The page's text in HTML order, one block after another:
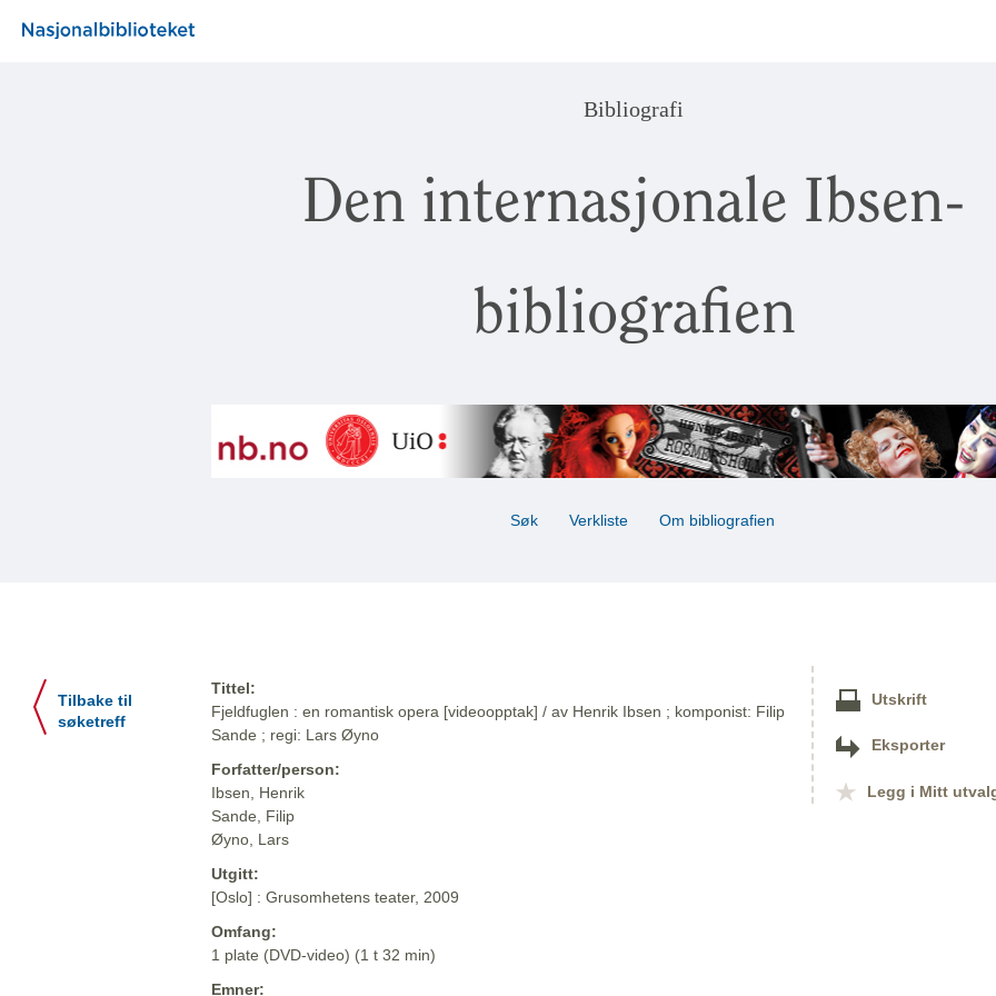
Bibliografi
Den internasjonale Ibsen-
bibliografien
Søk Verkliste Om bibliografien
Tilbake til
søketreff
Tittel:
Fjeldfuglen : en romantisk opera [videoopptak] / av Henrik Ibsen ; komponist: Filip
Sande ; regi: Lars Øyno
Forfatter/person:
Ibsen, Henrik
Sande, Filip
Øyno, Lars
Utgitt:
[Oslo] : Grusomhetens teater, 2009
Omfang:
1 plate (DVD-video) (1 t 32 min)
Emner:
Utskrift
Eksporter
Legg i Mitt